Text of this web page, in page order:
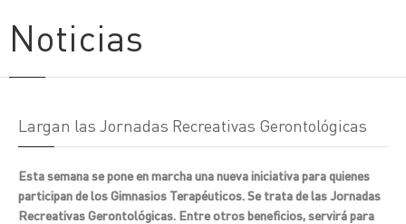
Noticias
Largan las Jornadas Recreativas Gerontológicas
Esta semana se pone en marcha una nueva iniciativa para quienes
participan de los Gimnasios Terapéuticos. Se trata de las Jornadas
Recreativas Gerontológicas. Entre otros beneficios, servirá para